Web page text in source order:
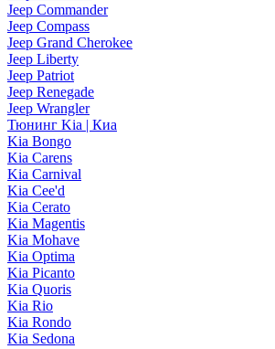
Jeep Commander
Jeep Compass
Jeep Grand Cherokee
Jeep Liberty
Jeep Patriot
Jeep Renegade
Jeep Wrangler
Тюнинг Kia | Киа
Kia Bongo
Kia Carens
Kia Carnival
Kia Cee'd
Kia Cerato
Kia Magentis
Kia Mohave
Kia Optima
Kia Picanto
Kia Quoris
Kia Rio
Kia Rondo
Kia Sedona